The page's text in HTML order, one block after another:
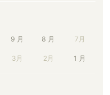
9 月 8 月 7月
3月 2月 1 月